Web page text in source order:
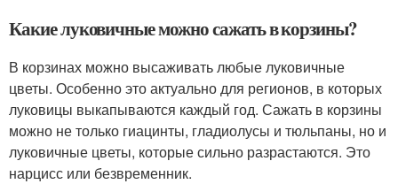
Какие луковичные можно сажать в корзины?
В корзинах можно высаживать любые луковичные
цветы. Особенно это актуально для регионов, в которых
луковицы выкапываются каждый год. Сажать в корзины
можно не только гиацинты, гладиолусы и тюльпаны, но и
луковичные цветы, которые сильно разрастаются. Это
нарцисс или безвременник.